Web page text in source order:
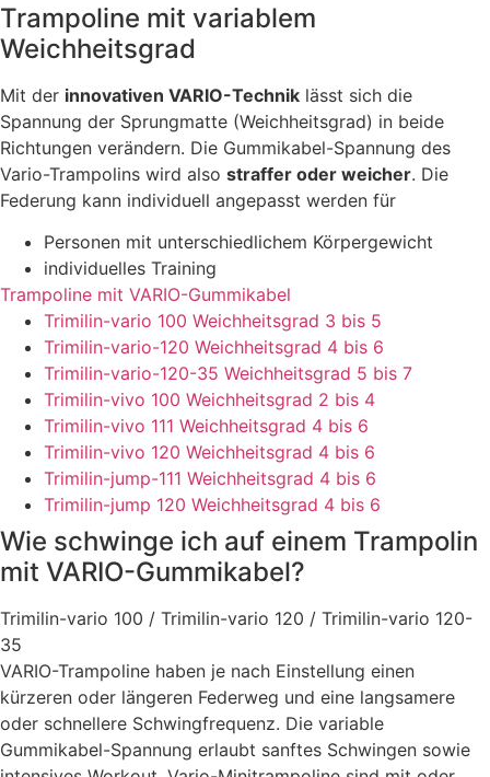
Trampoline mit variablem
Weichheitsgrad
Mit der innovativen VARIO-Technik lässt sich die
Spannung der Sprungmatte (Weichheitsgrad) in beide
Richtungen verändern. Die Gummikabel-Spannung des
Vario-Trampolins wird also straffer oder weicher. Die
Federung kann individuell angepasst werden für
Personen mit unterschiedlichem Körpergewicht
individuelles Training
Trampoline mit VARIO-Gummikabel
Trimilin-vario 100 Weichheitsgrad 3 bis 5
Trimilin-vario-120 Weichheitsgrad 4 bis 6
Trimilin-vario-120-35 Weichheitsgrad 5 bis 7
Trimilin-vivo 100 Weichheitsgrad 2 bis 4
Trimilin-vivo 111 Weichheitsgrad 4 bis 6
Trimilin-vivo 120 Weichheitsgrad 4 bis 6
Trimilin-jump-111 Weichheitsgrad 4 bis 6
Trimilin-jump 120 Weichheitsgrad 4 bis 6
Wie schwinge ich auf einem Trampolin
mit VARIO-Gummikabel?
Trimilin-vario 100 / Trimilin-vario 120 / Trimilin-vario 120-
35
VARIO-Trampoline haben je nach Einstellung einen
kürzeren oder längeren Federweg und eine langsamere
oder schnellere Schwingfrequenz. Die variable
Gummikabel-Spannung erlaubt sanftes Schwingen sowie